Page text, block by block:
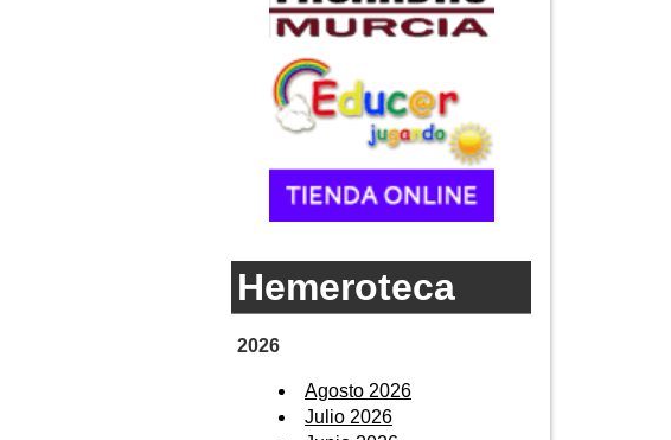
Hemeroteca
2026
Agosto 2026
Julio 2026